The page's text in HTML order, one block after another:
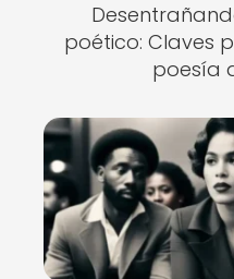
poético: Claves
poesía